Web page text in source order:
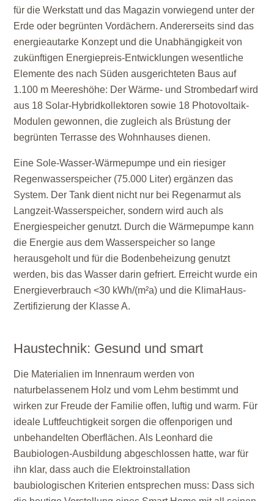
für die Werkstatt und das Magazin vorwiegend unter der
Erde oder begrünten Vordächern. Andererseits sind das
energieautarke Konzept und die Unabhängigkeit von
zukünftigen Energiepreis-Entwicklungen wesentliche
Elemente des nach Süden ausgerichteten Baus auf
1.100 m Meereshöhe: Der Wärme- und Strombedarf wird
aus 18 Solar-Hybridkollektoren sowie 18 Photovoltaik-
Modulen gewonnen, die zugleich als Brüstung der
begrünten Terrasse des Wohnhauses dienen.
Eine Sole-Wasser-Wärmepumpe und ein riesiger
Regenwasserspeicher (75.000 Liter) ergänzen das
System. Der Tank dient nicht nur bei Regenarmut als
Langzeit-Wasserspeicher, sondern wird auch als
Energiespeicher genutzt. Durch die Wärmepumpe kann
die Energie aus dem Wasserspeicher so lange
herausgeholt und für die Bodenbeheizung genutzt
werden, bis das Wasser darin gefriert. Erreicht wurde ein
Energieverbrauch <30 kWh/(m²a) und die KlimaHaus-
Zertifizierung der Klasse A.
Haustechnik: Gesund und smart
Die Materialien im Innenraum werden von
naturbelassenem Holz und vom Lehm bestimmt und
wirken zur Freude der Familie offen, luftig und warm. Für
ideale Luftfeuchtigkeit sorgen die offenporigen und
unbehandelten Oberflächen. Als Leonhard die
Baubiologen-Ausbildung abgeschlossen hatte, war für
ihn klar, dass auch die Elektroinstallation
baubiologischen Kriterien entsprechen muss: Dass sich